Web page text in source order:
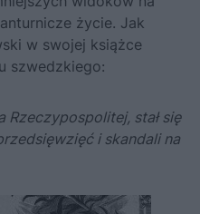
życie. Jak
w swojej książce
szwedzkiego:
Rzeczypospolitej, stał się
i skandali na